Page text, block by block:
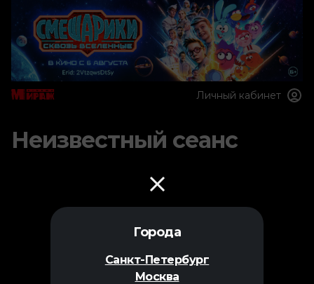
Города
Санкт-Петербург
Москва
Личный кабинет
Неизвестный сеанс